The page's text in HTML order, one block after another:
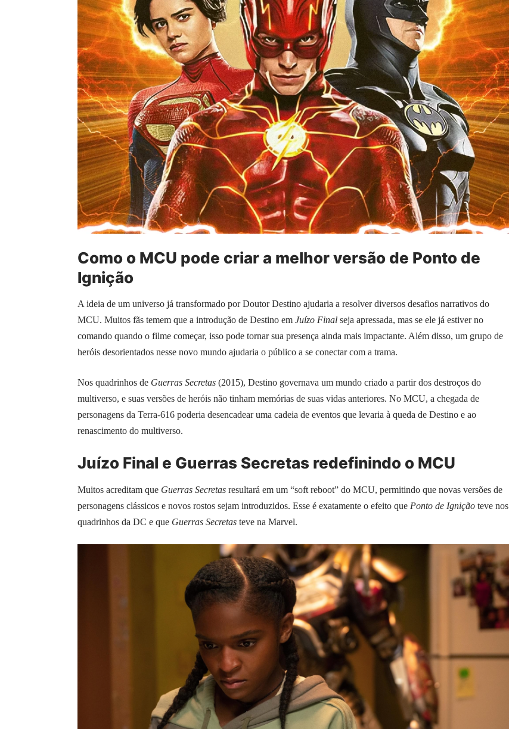
Como o MCU pode criar a melhor versão de Ponto de
Ignição
A ideia de um universo já transformado por Doutor Destino ajudaria a resolver diversos desafios narrativos do
MCU. Muitos fãs temem que a introdução de Destino em Juízo Final seja apressada, mas se ele já estiver no
comando quando o filme começar, isso pode tornar sua presença ainda mais impactante. Além disso, um grupo de
heróis desorientados nesse novo mundo ajudaria o público a se conectar com a trama.
Nos quadrinhos de Guerras Secretas (2015), Destino governava um mundo criado a partir dos destroços do
multiverso, e suas versões de heróis não tinham memórias de suas vidas anteriores. No MCU, a chegada de
personagens da Terra-616 poderia desencadear uma cadeia de eventos que levaria à queda de Destino e ao
renascimento do multiverso.
Juízo Final e Guerras Secretas redefinindo o MCU
Muitos acreditam que Guerras Secretas resultará em um “soft reboot” do MCU, permitindo que novas versões de
personagens clássicos e novos rostos sejam introduzidos. Esse é exatamente o efeito que Ponto de Ignição teve nos
quadrinhos da DC e que Guerras Secretas teve na Marvel.